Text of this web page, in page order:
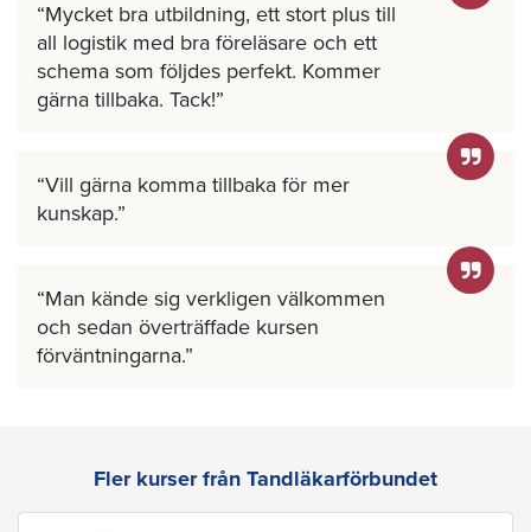
Mycket bra utbildning, ett stort plus till
all logistik med bra föreläsare och ett
schema som följdes perfekt. Kommer
gärna tillbaka. Tack!
Vill gärna komma tillbaka för mer
kunskap.
Man kände sig verkligen välkommen
och sedan överträffade kursen
förväntningarna.
Fler kurser från Tandläkarförbundet